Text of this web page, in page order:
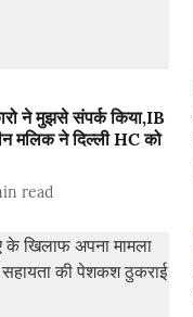
ने मुझसे संपर्क किया,IB
मलिक ने दिल्ली HC को
read